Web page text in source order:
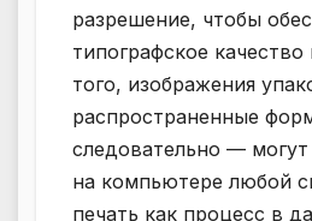
разрешение, чтобы
типографское
того, изображения
распространенные
следовательно —
на компьютере любой
печать как процесс в